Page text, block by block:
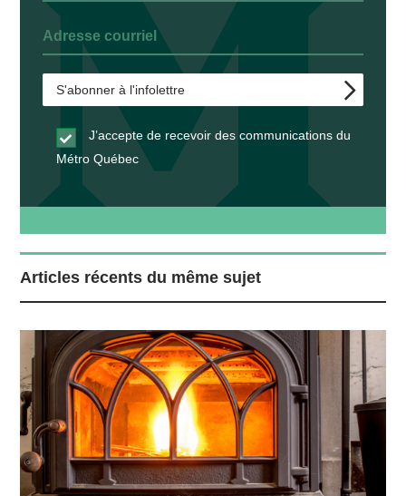
J’accepte de recevoir des communications du
Métro Québec
Articles récents du même sujet